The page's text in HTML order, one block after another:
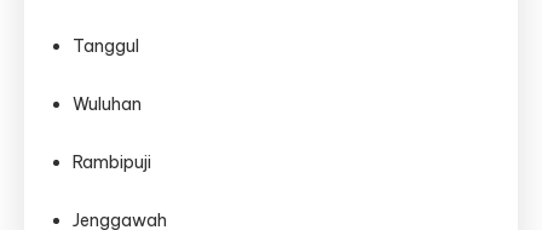
Tanggul
Wuluhan
Rambipuji
Jenggawah